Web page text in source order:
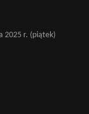
2025 r. (piątek)